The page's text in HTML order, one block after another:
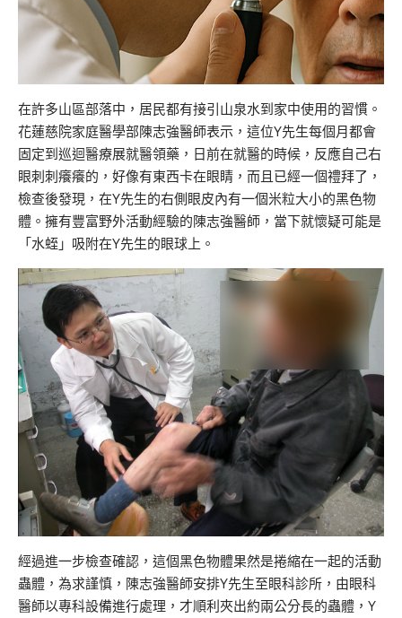
在許多山區部落中，居民都有接引山泉水到家中使用的習慣。
花蓮慈院家庭醫學部陳志強醫師表示，這位Y先生每個月都會
固定到巡迴醫療展就醫領藥，日前在就醫的時候，反應自己右
眼刺刺癢癢的，好像有東西卡在眼睛，而且已經一個禮拜了，
檢查後發現，在Y先生的右側眼皮內有一個米粒大小的黑色物
體。擁有豐富野外活動經驗的陳志強醫師，當下就懷疑可能是
「水蛭」吸附在Y先生的眼球上。
經過進一步檢查確認，這個黑色物體果然是捲縮在一起的活動
蟲體，為求謹慎，陳志強醫師安排Y先生至眼科診所，由眼科
醫師以專科設備進行處理，才順利夾出約兩公分長的蟲體，Y